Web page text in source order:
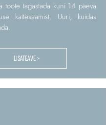
toote tagastada kuni 14 päeva
kättesaamist. Uuri, kuidas
LISATEAVE >